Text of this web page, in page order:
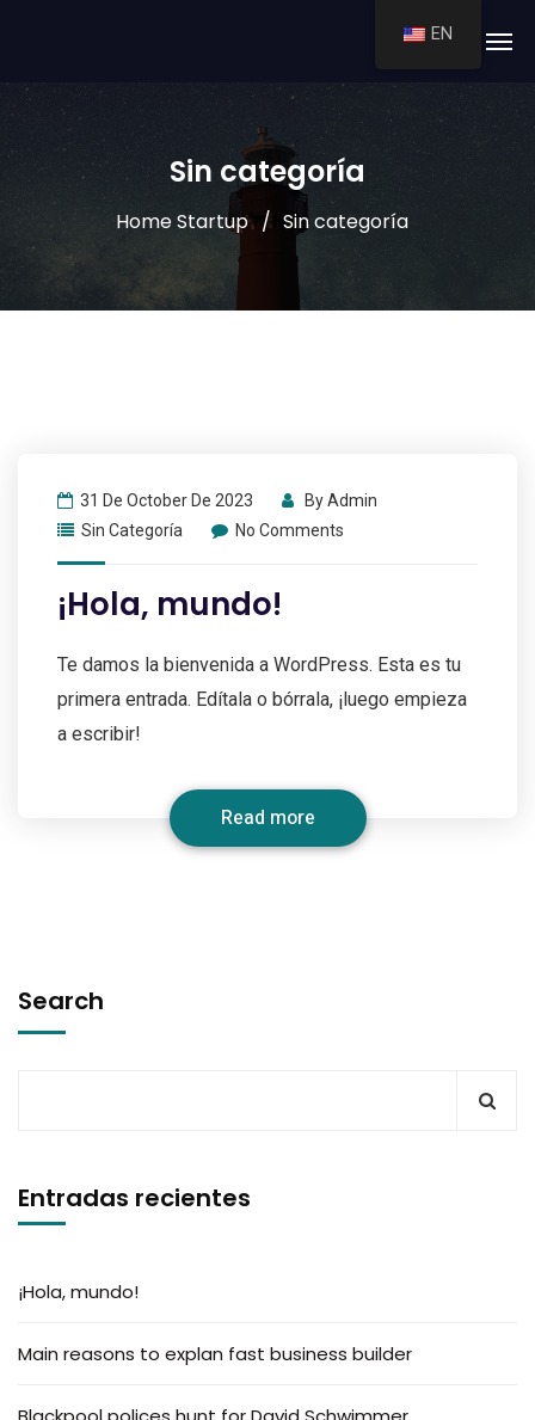
Sin categoría
Home Startup Sin categoría
31 De October De 2023 ByAdmin
Sin Categoría
No Comments
¡Hola, mundo!
Te damos la bienvenida a WordPress. Esta es tu
primera entrada. Edítala o bórrala, ¡luego empieza
a escribir!
Read more
Search
Entradas recientes
¡Hola, mundo!
Main reasons to explan fast business builder
EN